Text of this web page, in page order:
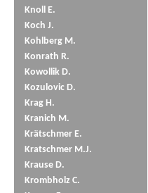
Knoll E.
Koch J.
Kohlberg M.
Konrath R.
Kowollik D.
Kozulovic D.
Krag H.
Kranich M.
Krätschmer E.
Kratschmer M.J.
Krause D.
Krombholz C.